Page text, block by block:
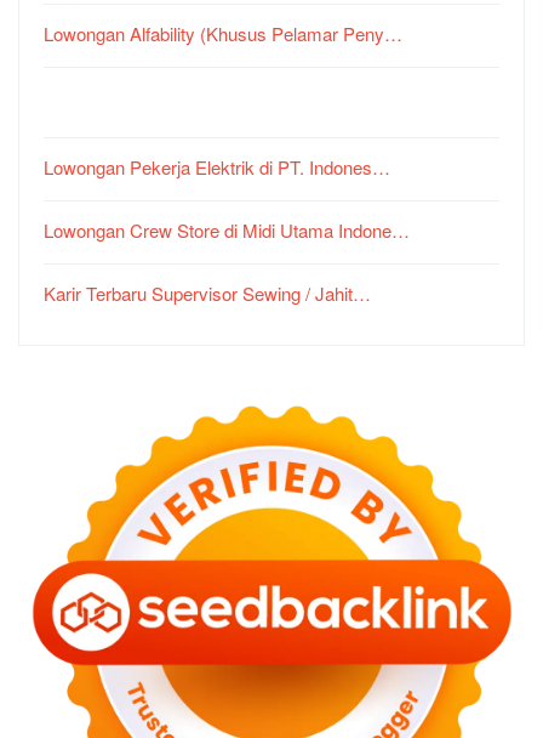
Lowongan Alfability (Khusus Pelamar Peny…
Lowongan Pekerja Elektrik di PT. Indones…
Lowongan Crew Store di Midi Utama Indone…
Karir Terbaru Supervisor Sewing / Jahit…